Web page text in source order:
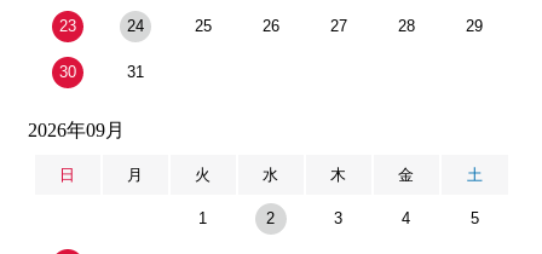
23 24 25 26 27 28 29
30 31
2026年09月
日 月 火 水 木 金 土
1 2 3 4 5